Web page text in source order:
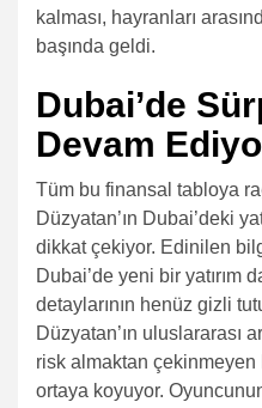
kalması, hayranları
başında geldi.
Dubai’de
Devam
Tüm bu finansal tabloya
Düzyatan’ın Dubai’deki
dikkat çekiyor. Edinilen
Dubai’de yeni bir yatırım
detaylarının henüz gizli
Düzyatan’ın uluslararası
risk almaktan
ortaya koyuyor.